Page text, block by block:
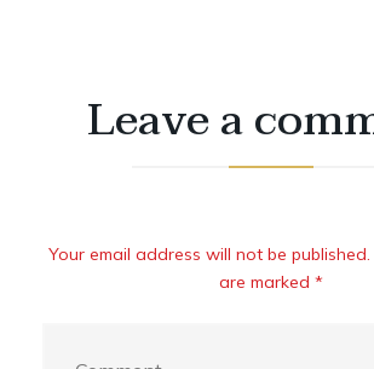
Leave a
Your email address will not be
are marked *